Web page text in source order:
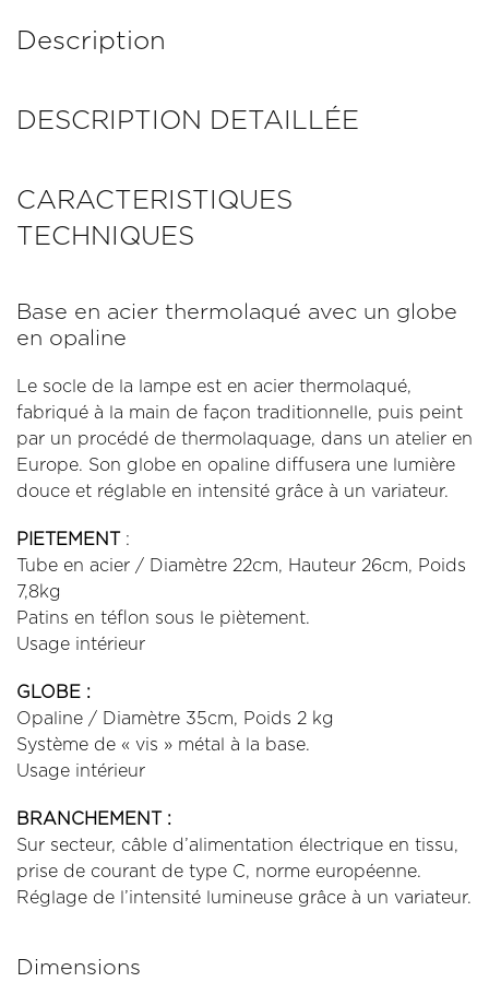
Description
DESCRIPTION DETAILLÉE
CARACTERISTIQUES
TECHNIQUES
Base en acier thermolaqué avec un globe
en opaline
Le socle de la lampe est en acier thermolaqué,
fabriqué à la main de façon traditionnelle, puis peint
par un procédé de thermolaquage, dans un atelier en
Europe. Son globe en opaline diffusera une lumière
douce et réglable en intensité grâce à un variateur.
PIETEMENT
:
Tube en acier / Diamètre 22cm, Hauteur 26cm, Poids
7,8kg
Patins en téflon sous le piètement.
Usage intérieur
GLOBE :
Opaline / Diamètre 35cm, Poids 2 kg
Système de « vis » métal à la base.
Usage intérieur
BRANCHEMENT :
Sur secteur, câble d’alimentation électrique en tissu,
prise de courant de type C, norme européenne.
Réglage de l’intensité lumineuse grâce à un variateur.
Dimensions